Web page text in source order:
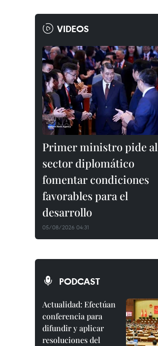
VIDEOS
Primer ministro pide al
sector diplomático
fomentar condiciones
favorables para el
desarrollo
05/08/2026 04:31
PODCAST
Actualidad: Efectúan
conferencia para
difundir y aplicar
resoluciones del